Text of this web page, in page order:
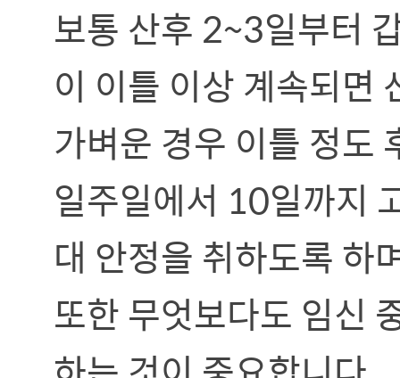
보통 산후 2~3일부터
이 이틀 이상 계속되면
가벼운 경우 이틀 정도
일주일에서 10일까지
대 안정을 취하도록 하
또한 무엇보다도 임신